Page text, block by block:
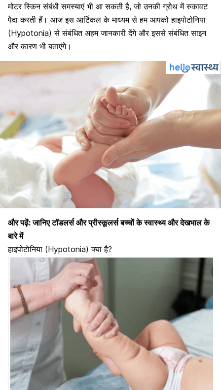
मोटर स्किन संबंधी समस्याएं भी आ सकती है, जो उनकी ग्रोथ में रुकावट
पैदा करती हैं। आज इस आर्टिकल के माध्यम से हम आपको हाइपोटोनिया
(Hypotonia) से संबंधित अहम जानकारी देंगे और इससे संबंधित साइन
और कारण भी बताएंगे।
और पढ़ें:जानिए टॉडलर्स और प्रीस्कूलर्स बच्चों के स्वास्थ्य और देखभाल के
बारे में
हाइपोटोनिया (Hypotonia) क्या है?